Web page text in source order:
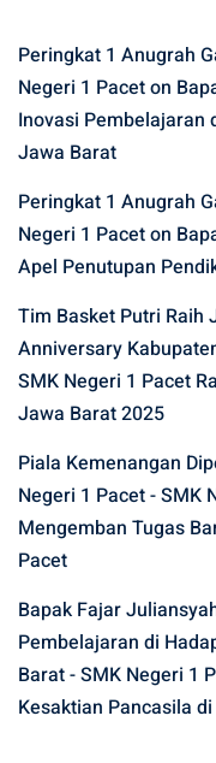
Peringkat 1 Anugrah
Negeri 1 Paceton
Inovasi Pembelajaran
Jawa Barat
Peringkat 1 Anugrah
Negeri 1 Paceton
Apel Penutupan
Tim Basket Putri Raih
Anniversary
SMK Negeri 1 Pacet
Jawa Barat 2025
Piala Kemenangan
Negeri 1 Pacet - SMK
Mengemban Tugas
Pacet
Bapak Fajar
Pembelajaran di
Barat - SMK Negeri 1
Kesaktian Pancasila